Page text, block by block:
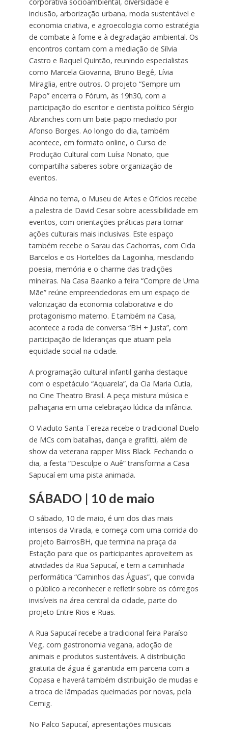
inclusão, arborização urbana, moda sustentável e
economia criativa, e agroecologia como estratégia
de combate à fome e à degradação ambiental. Os
encontros contam com a mediação de Sílvia
Castro e Raquel Quintão, reunindo especialistas
como Marcela Giovanna, Bruno Begê, Lívia
Miraglia, entre outros. O projeto “Sempre um
Papo” encerra o Fórum, às 19h30, com a
participação do escritor e cientista político Sérgio
Abranches com um bate-papo mediado por
Afonso Borges. Ao longo do dia, também
acontece, em formato online, o Curso de
Produção Cultural com Luísa Nonato, que
compartilha saberes sobre organização de
eventos.
Ainda no tema, o Museu de Artes e Ofícios recebe
a palestra de David Cesar sobre acessibilidade em
eventos, com orientações práticas para tornar
ações culturais mais inclusivas. Este espaço
também recebe o Sarau das Cachorras, com Cida
Barcelos e os Hortelões da Lagoinha, mesclando
poesia, memória e o charme das tradições
mineiras. Na Casa Baanko a feira “Compre de Uma
Mãe” reúne empreendedoras em um espaço de
valorização da economia colaborativa e do
protagonismo materno. E também na Casa,
acontece a roda de conversa “BH + Justa”, com
participação de lideranças que atuam pela
equidade social na cidade.
A programação cultural infantil ganha destaque
com o espetáculo “Aquarela”, da Cia Maria Cutia,
no Cine Theatro Brasil. A peça mistura música e
palhaçaria em uma celebração lúdica da infância.
O Viaduto Santa Tereza recebe o tradicional Duelo
de MCs com batalhas, dança e grafitti, além de
show da veterana rapper Miss Black. Fechando o
dia, a festa “Desculpe o Auê” transforma a Casa
Sapucaí em uma pista animada.
SÁBADO | 10 de maio
O sábado, 10 de maio, é um dos dias mais
intensos da Virada, e começa com uma corrida do
projeto BairrosBH, que termina na praça da
Estação para que os participantes aproveitem as
atividades da Rua Sapucaí, e tem a caminhada
performática “Caminhos das Águas”, que convida
o público a reconhecer e refletir sobre os córregos
invisíveis na área central da cidade, parte do
projeto Entre Rios e Ruas.
A Rua Sapucaí recebe a tradicional feira Paraíso
Veg, com gastronomia vegana, adoção de
animais e produtos sustentáveis. A distribuição
gratuita de água é garantida em parceria com a
Copasa e haverá também distribuição de mudas e
a troca de lâmpadas queimadas por novas, pela
Cemig.
No Palco Sapucaí, apresentações musicais